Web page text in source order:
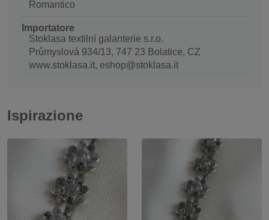
Romantico
Importatore
Stoklasa textilní galanterie s.r.o.
Průmyslová 934/13, 747 23 Bolatice, CZ
www.stoklasa.it, eshop@stoklasa.it
Ispirazione